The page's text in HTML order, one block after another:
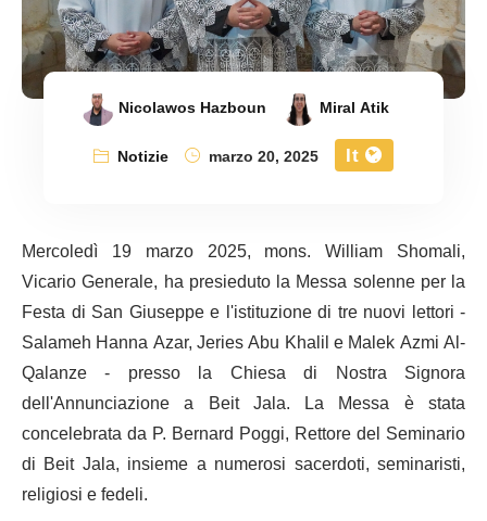
Nicolawos Hazboun
Miral Atik
Notizie
marzo 20, 2025 It
Mercoledì 19 marzo 2025, mons. William Shomali,
Vicario Generale, ha presieduto la Messa solenne per la
Festa di San Giuseppe e l'istituzione di tre nuovi lettori -
Salameh Hanna Azar, Jeries Abu Khalil e Malek Azmi Al-
Qalanze - presso la Chiesa di Nostra Signora
dell'Annunciazione a Beit Jala. La Messa è stata
concelebrata da P. Bernard Poggi, Rettore del Seminario
di Beit Jala, insieme a numerosi sacerdoti, seminaristi,
religiosi e fedeli.